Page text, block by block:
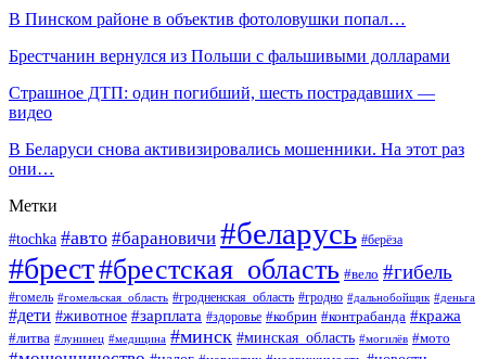
В Пинском районе в объектив фотоловушки попал…
Брестчанин вернулся из Польши с фальшивыми долларами
Страшное ДТП: один погибший, шесть пострадавших —
видео
В Беларуси снова активизировались мошенники. На этот раз
они…
Метки
#tochka #авто #барановичи #беларусь #берёза
#брест#брестская_область #вело #гибель
#гомель #гомельская_область #гродненская_область #гродно #дальнобойщик #деньга
#дети #животное #зарплата #здоровье #кобрин #контрабанда #кража
#литва #лунинец #медицина #минск #минская_область #могилёв #мото